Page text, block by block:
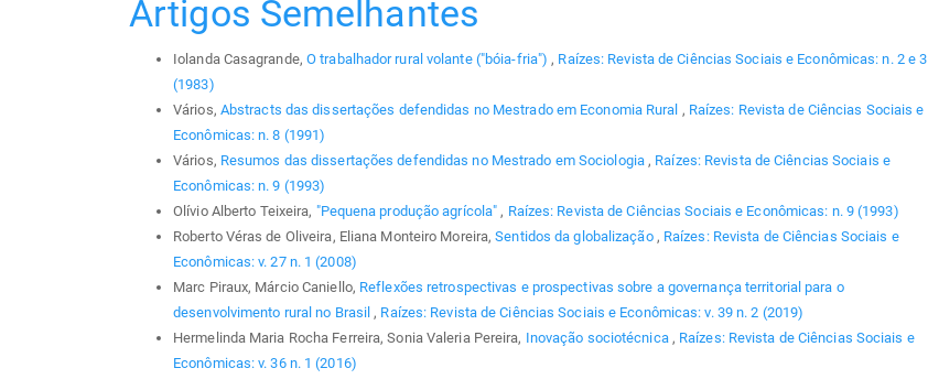
Artigos Semelhantes
Iolanda Casagrande, O trabalhador rural volante ("bóia-fria"), Raízes: Revista de Ciências Sociais e Econômicas: n. 2 e 3
(1983)
Vários, Abstracts das dissertações defendidas no Mestrado em Economia Rural , Raízes: Revista de Ciências Sociais e
Econômicas: n. 8 (1991)
Vários, Resumos das dissertações defendidas no Mestrado em Sociologia, Raízes: Revista de Ciências Sociais e
Econômicas: n. 9 (1993)
Olívio Alberto Teixeira, "Pequena produção agrícola", Raízes: Revista de Ciências Sociais e Econômicas: n. 9 (1993)
Roberto Véras de Oliveira, Eliana Monteiro Moreira,Sentidos da globalização , Raízes: Revista de Ciências Sociais e
Econômicas: v. 27 n. 1 (2008)
Marc Piraux, Márcio Caniello, Reflexões retrospectivas e prospectivas sobre a governança territorial para o
desenvolvimento rural no Brasil, Raízes: Revista de Ciências Sociais e Econômicas: v. 39 n. 2 (2019)
Hermelinda Maria Rocha Ferreira, Sonia Valeria Pereira, Inovação sociotécnica , Raízes: Revista de Ciências Sociais e
Econômicas: v. 36 n. 1 (2016)